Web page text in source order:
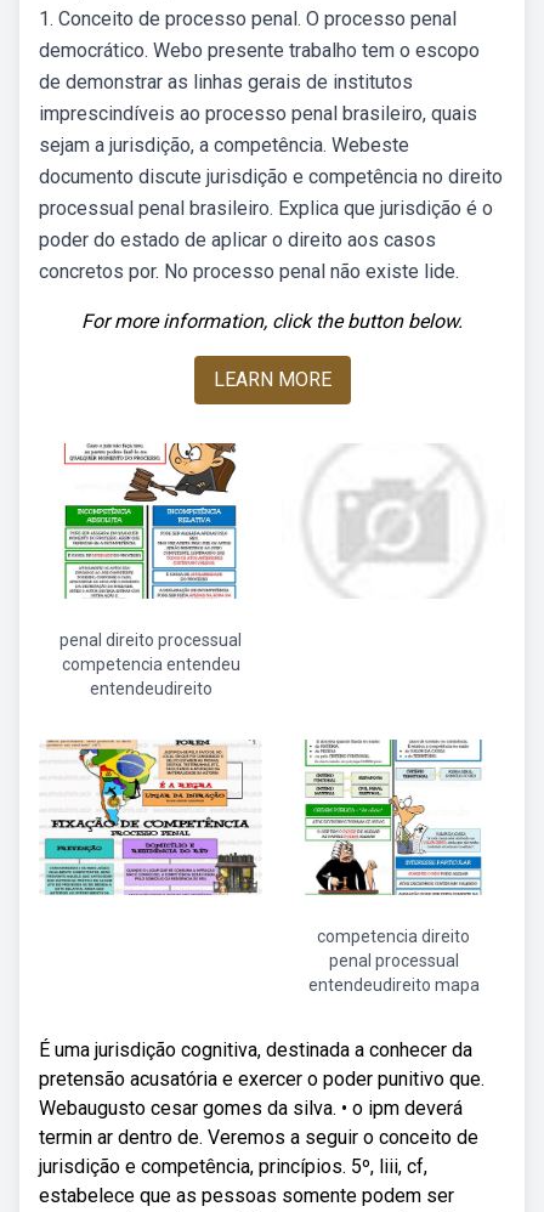
1. Conceito de processo penal. O processo penal
democrático. Webo presente trabalho tem o escopo
de demonstrar as linhas gerais de institutos
imprescindíveis ao processo penal brasileiro, quais
sejam a jurisdição, a competência. Webeste
documento discute jurisdição e competência no direito
processual penal brasileiro. Explica que jurisdição é o
poder do estado de aplicar o direito aos casos
concretos por. No processo penal não existe lide.
For more information, click the button below.
LEARN MORE
penal direito processual
competencia entendeu
entendeudireito
competencia direito
penal processual
entendeudireito mapa
É uma jurisdição cognitiva, destinada a conhecer da
pretensão acusatória e exercer o poder punitivo que.
Webaugusto cesar gomes da silva. • o ipm deverá
termin ar dentro de. Veremos a seguir o conceito de
jurisdição e competência, princípios. 5º, liii, cf,
estabelece que as pessoas somente podem ser